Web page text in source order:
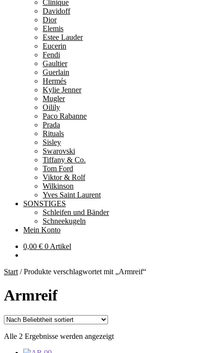
Clinique
Davidoff
Dior
Elemis
Estee Lauder
Eucerin
Fendi
Gaultier
Guerlain
Hermés
Kylie Jenner
Mugler
Oilily
Paco Rabanne
Prada
Rituals
Sisley
Swarovski
Tiffany & Co.
Tom Ford
Viktor & Rolf
Wilkinson
Yves Saint Laurent
SONSTIGES
Schleifen und Bänder
Schneekugeln
Mein Konto
0,00 € 0 Artikel
Start /Produkte verschlagwortet mit „Armreif“
Armreif
Alle 2 Ergebnisse werden angezeigtNach